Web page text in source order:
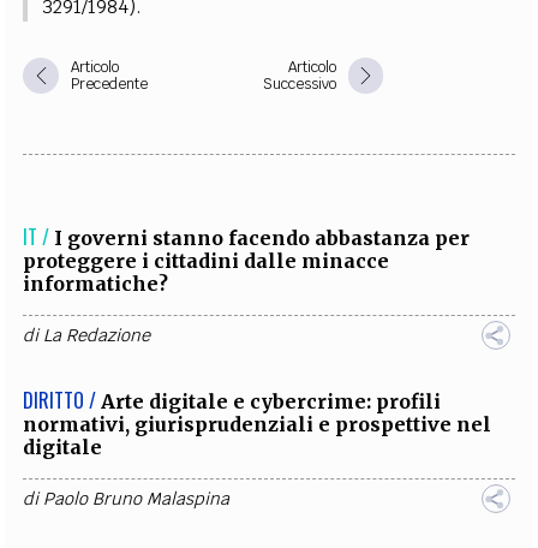
3291/1984).
Articolo
Precedente
Articolo
Successivo
IT / I governi stanno facendo abbastanza per
proteggere i cittadini dalle minacce
informatiche?
diLa Redazione
DIRITTO / Arte digitale e cybercrime: profili
normativi, giurisprudenziali e prospettive nel
digitale
diPaolo Bruno Malaspina